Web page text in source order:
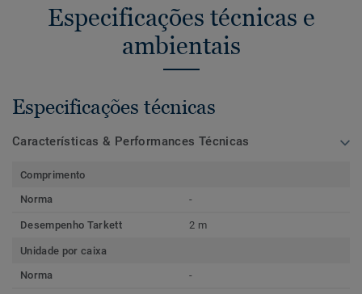
Especificações técnicas e
ambientais
Especificações técnicas
Características & Performances Técnicas
Comprimento
Norma
-
Desempenho Tarkett 2 m
Unidade por caixa
Norma
-